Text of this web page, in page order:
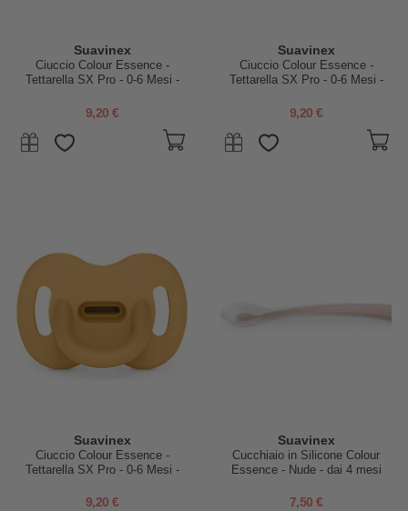
Suavinex
Ciuccio Colour Essence -
Tettarella SX Pro - 0-6 Mesi -
9,20 €
Suavinex
Ciuccio Colour Essence -
Tettarella SX Pro - 0-6 Mesi -
9,20 €
Suavinex
Ciuccio Colour Essence -
Tettarella SX Pro - 0-6 Mesi -
9,20 €
Suavinex
Cucchiaio in Silicone Colour
Essence - Nude - dai 4 mesi
7,50 €